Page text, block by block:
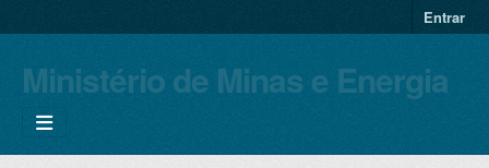
Entrar
Ministério de Minas e Energia